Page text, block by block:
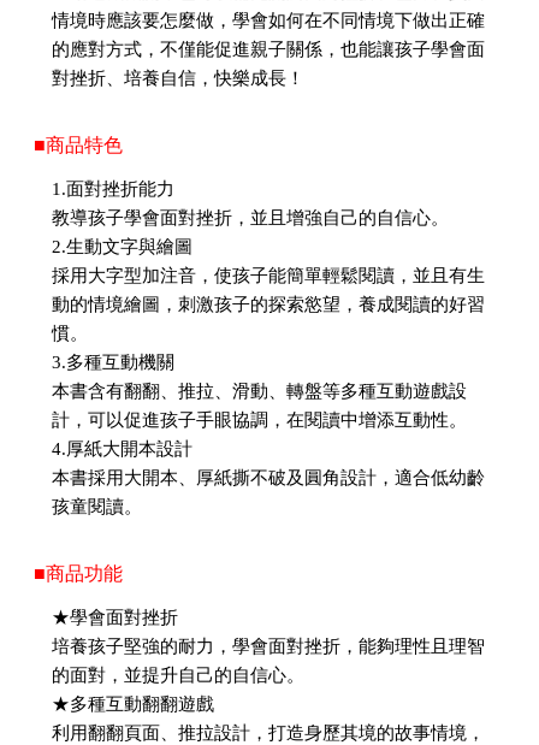
情境時應該要怎麼做，學會如何在不同情境下做出正確
的應對方式，不僅能促進親子關係，也能讓孩子學會面
對挫折、培養自信，快樂成長！
■商品特色
1.面對挫折能力
教導孩子學會面對挫折，並且增強自己的自信心。
2.生動文字與繪圖
採用大字型加注音，使孩子能簡單輕鬆閱讀，並且有生
動的情境繪圖，刺激孩子的探索慾望，養成閱讀的好習
慣。
3.多種互動機關
本書含有翻翻、推拉、滑動、轉盤等多種互動遊戲設
計，可以促進孩子手眼協調，在閱讀中增添互動性。
4.厚紙大開本設計
本書採用大開本、厚紙撕不破及圓角設計，適合低幼齡
孩童閱讀。
■商品功能
★學會面對挫折
培養孩子堅強的耐力，學會面對挫折，能夠理性且理智
的面對，並提升自己的自信心。
★多種互動翻翻遊戲
利用翻翻頁面、推拉設計，打造身歷其境的故事情境，